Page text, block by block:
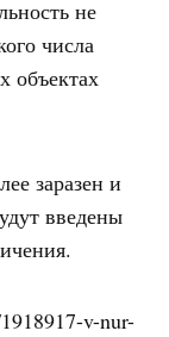
не
числа
объектах
заразен и
введены
v-nur-